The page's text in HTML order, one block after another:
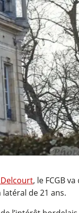
, le FCGB
de 21 ans.